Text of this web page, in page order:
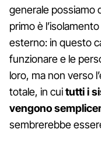
generale possiamo
primo è
esterno: in questo
funzionare e le
loro, ma non verso
totale, in cuitutti i
vengono
sembrerebbe